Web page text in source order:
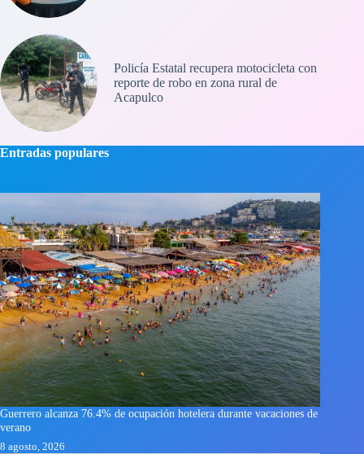
Policía Estatal recupera motocicleta con
reporte de robo en zona rural de
Acapulco
Entradas populares
Guerrero alcanza 76.4% de ocupación hotelera durante vacaciones de
verano
8 agosto, 2026